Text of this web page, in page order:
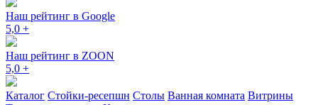
Наш рейтинг в Google
5,0 +
Наш рейтинг в ZOON
5,0 +
Каталог Стойки-ресепшн Столы Ванная комната Витрины